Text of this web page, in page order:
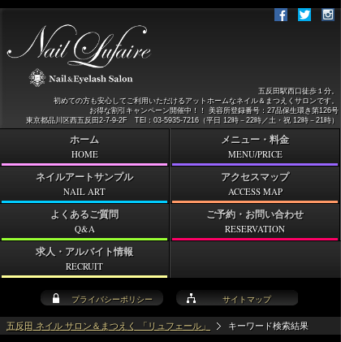
五反田 ネイル サロン＆まつえく 「リュフェール」 キーワード検索結果
プライバシーポリシー サイトマップ
五反田駅西口徒歩１分。
初めての方も安心してご利用いただけるアットホームなネイル＆まつえくサロンです。
お得な割引キャンペーン開催中！！ 美容所登録番号：27品保生環き第126号
東京都品川区西五反田2-7-9-2F TEl：03-5935-7216（平日 12時－22時／土・祝 12時－21時）
ホーム
HOME
メニュー・料金
MENU/PRICE
ネイルアートサンプル
NAIL ART
アクセスマップ
ACCESS MAP
よくあるご質問
Q&A
ご予約・お問い合わせ
RESERVATION
求人・アルバイト情報
RECRUIT